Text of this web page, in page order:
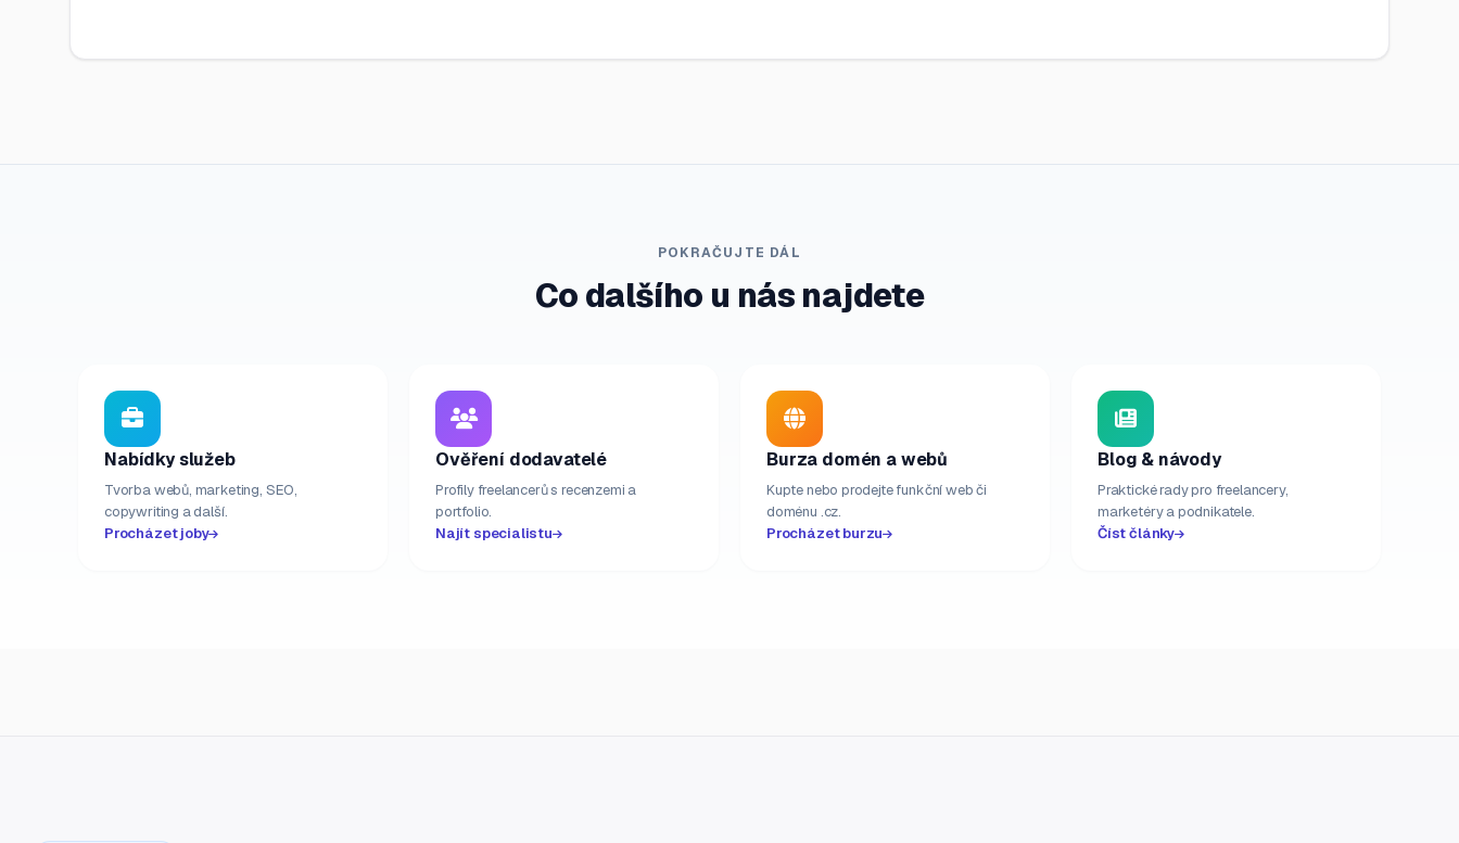
POKRAČUJTE DÁL
Co dalšího u nás najdete
Nabídky služeb
Tvorba webů, marketing, SEO,
copywriting a další.
Procházet joby
Ověření dodavatelé
Profily freelancerů s recenzemi a
portfolio.
Najít specialistu
Burza domén a webů
Kupte nebo prodejte funkční web či
doménu .cz.
Procházet burzu
Blog & návody
Praktické rady pro freelancery,
marketéry a podnikatele.
Číst články